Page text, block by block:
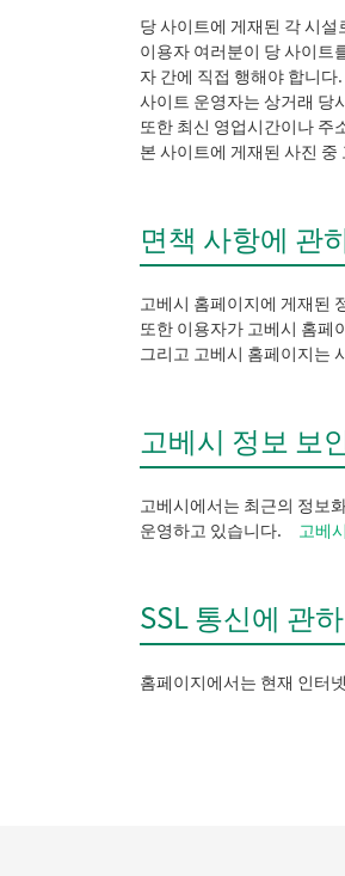
당 사이트에 게재된 각 시
이용자 여러분이 당 사이트
자 간에 직접 행해야 합니다.
사이트 운영자는 상거래 당
또한 최신 영업시간이나 주
본 사이트에 게재된 사진
면책 사항에 관
고베시 홈페이지에 게재된
또한 이용자가 고베시 홈페
그리고 고베시 홈페이지는
고베시 정보 보
고베시에서는 최근의 정보
운영하고 있습니다. 고베
SSL 통신에 관
홈페이지에서는 현재 인터